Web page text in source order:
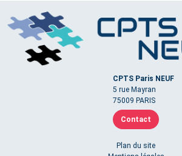
CPTS Paris NEUF
5 rue Mayran
75009 PARIS
Contact
Plan du site